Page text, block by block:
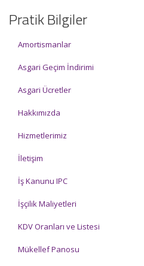
Pratik Bilgiler
Amortismanlar
Asgari Geçim İndirimi
Asgari Ücretler
Hakkımızda
Hizmetlerimiz
İletişim
İş Kanunu IPC
İşçilik Maliyetleri
KDV Oranları ve Listesi
Mükellef Panosu